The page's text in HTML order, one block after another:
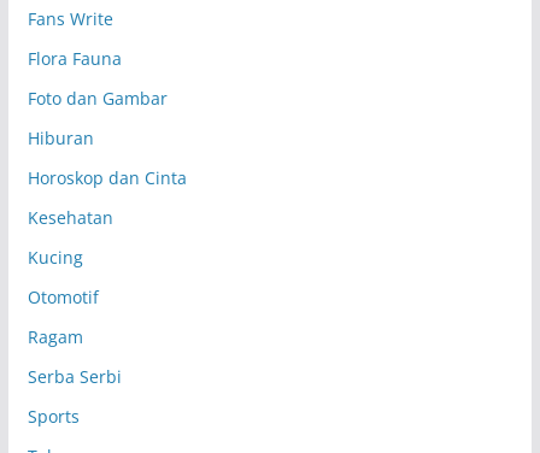
Fans Write
Flora Fauna
Foto dan Gambar
Hiburan
Horoskop dan Cinta
Kesehatan
Kucing
Otomotif
Ragam
Serba Serbi
Sports